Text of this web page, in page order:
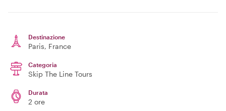
Destinazione
Paris, France
Categoria
Skip The Line Tours
Durata
2 ore